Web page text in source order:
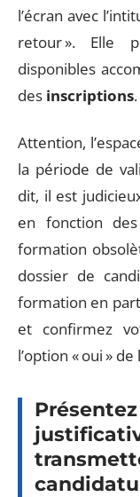
l’écran avec
retour ». Elle
disponibles
des inscriptions.
Attention,
la période de
dit, il est
en fonction
formation
dossier de
formation en
et confirmez
l’option « oui »